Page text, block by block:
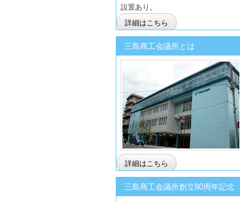
設置あり。
詳細はこちら
三島商工会議所とは
詳細はこちら
三島商工会議所創立80周年記念